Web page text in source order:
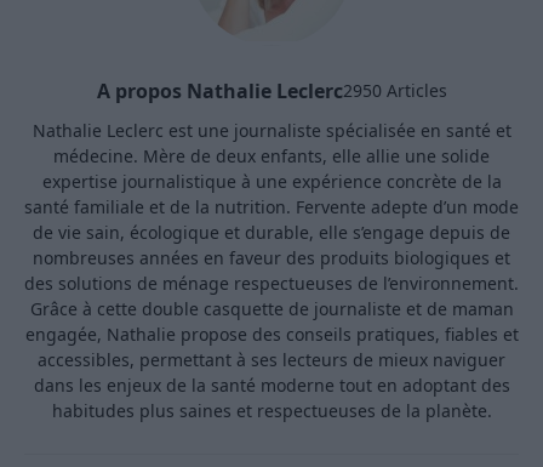
A propos Nathalie Leclerc2950 Articles
Nathalie Leclerc est une journaliste spécialisée en santé et
médecine. Mère de deux enfants, elle allie une solide
expertise journalistique à une expérience concrète de la
santé familiale et de la nutrition. Fervente adepte d’un mode
de vie sain, écologique et durable, elle s’engage depuis de
nombreuses années en faveur des produits biologiques et
des solutions de ménage respectueuses de l’environnement.
Grâce à cette double casquette de journaliste et de maman
engagée, Nathalie propose des conseils pratiques, fiables et
accessibles, permettant à ses lecteurs de mieux naviguer
dans les enjeux de la santé moderne tout en adoptant des
habitudes plus saines et respectueuses de la planète.